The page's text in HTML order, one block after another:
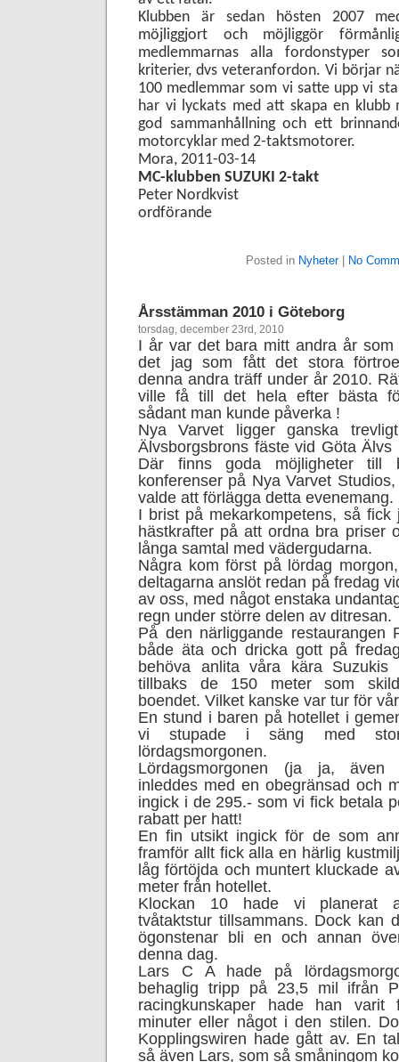
Klubben är sedan hösten 2007
möjliggjort och möjliggör
medlemmarnas alla fordonstyper
kriterier, dvs veteranfordon. Vi börjar
100 medlemmar som vi satte upp vi
har vi lyckats med att skapa en klubb
god sammanhållning och ett
motorcyklar med 2-taktsmotorer.
Mora, 2011-03-14
MC-klubben SUZUKI 2-takt
Peter Nordkvist
ordförande
Posted in Nyheter| No
Årsstämman 2010 i Göteborg
torsdag, december 23rd, 2010
I år var det bara mitt andra år som
det jag som fått det stora
denna andra träff under år 2010.
ville få till det hela efter bästa
sådant man kunde påverka !
Nya Varvet ligger ganska
Älvsborgsbrons fäste vid Göta
Där finns goda möjligheter till
konferenser på Nya Varvet
valde att förlägga detta evenemang.
I brist på mekarkompetens, så fick
hästkrafter på att ordna bra priser
långa samtal med vädergudarna.
Några kom först på lördag
deltagarna anslöt redan på fredag
av oss, med något enstaka
regn under större delen av ditresan.
På den närliggande restaurangen
både äta och dricka gott på
behöva anlita våra kära
tillbaks de 150 meter som
boendet. Vilket kanske var tur för
En stund i baren på hotellet i
vi stupade i säng med
lördagsmorgonen.
Lördagsmorgonen (ja ja, även
inleddes med en obegränsad och
ingick i de 295.- som vi fick betala
rabatt per hatt!
En fin utsikt ingick för de som
framför allt fick alla en härlig
låg förtöjda och muntert kluckade
meter från hotellet.
Klockan 10 hade vi planerat
tvåtaktstur tillsammans. Dock kan
ögonstenar bli en och annan
denna dag.
Lars C A hade på
behaglig tripp på 23,5 mil ifrån
racingkunskaper hade han varit
minuter eller något i den stilen.
Kopplingswiren hade gått av. En
så även Lars, som så småningom